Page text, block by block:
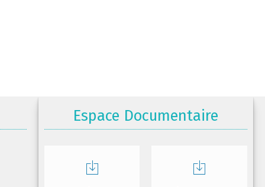
Espace Documentaire